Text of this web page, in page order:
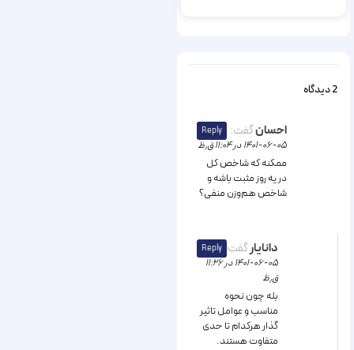
2 دیدگاه
احسانگفت:
۱۴۰۱-۰۶-۰۵ در ۱۱:۰۴ ق٫ظ
ممکنه که شاخص کل
در یه روز مثبت باشه و
شاخص هم‌وزن منفی؟
Reply
دانایارگفت:
۱۴۰۱-۰۶-۰۵ در ۱۱:۲۶
ق٫ظ
بله چون نحوه
مناسب و عوامل تاثیر
گذار هرکدام تا حدی
متفاوت هستند.
Reply